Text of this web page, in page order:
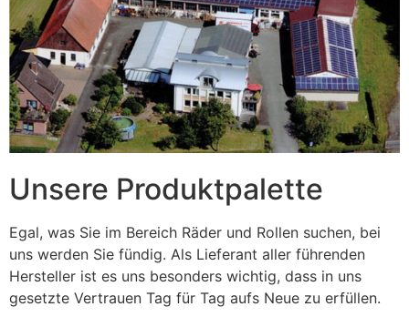
Unsere Produktpalette
Egal, was Sie im Bereich Räder und Rollen suchen, bei
uns werden Sie fündig. Als Lieferant aller führenden
Hersteller ist es uns besonders wichtig, dass in uns
gesetzte Vertrauen Tag für Tag aufs Neue zu erfüllen.